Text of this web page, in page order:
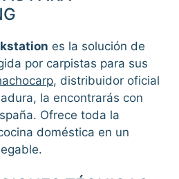
es la solución de
por carpistas para sus
, distribuidor oficial
la encontrarás con
Ofrece toda la
doméstica en un